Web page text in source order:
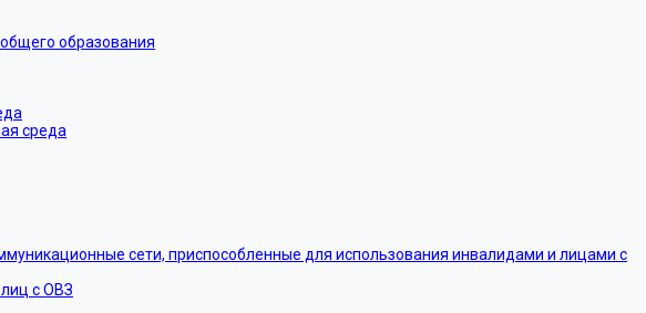
образования
среда
сети, приспособленные для использования инвалидами и лицами с
с ОВЗ